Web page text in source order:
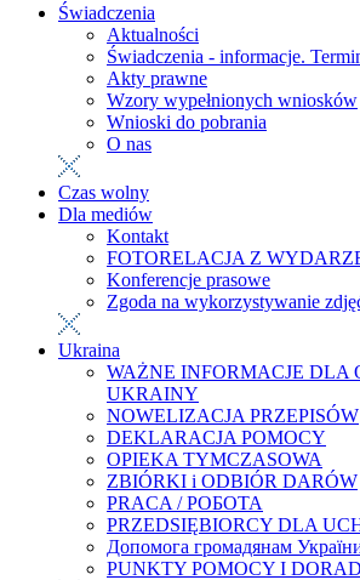
Świadczenia
Aktualności
Świadczenia - informacje.
Akty prawne
Wzory wypełnionych wniosków
Wnioski do pobrania
O nas
Czas wolny
Dla mediów
Kontakt
FOTORELACJA Z
Konferencje prasowe
Zgoda na wykorzystywanie
Ukraina
WAŻNE INFORMACJE DLA
UKRAINY
NOWELIZACJA PRZEPISÓW
DEKLARACJA POMOCY
OPIEKA TYMCZASOWA
ZBIÓRKI i ODBIÓR DARÓW
PRACA / РОБОТА
PRZEDSIĘBIORCY DLA
Допомога громадянам
PUNKTY POMOCY I